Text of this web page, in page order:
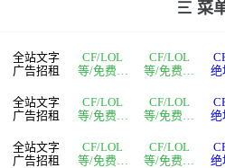
菜
全站文字
广告招租
全站文字
广告招租
全站文字
广告招租
CF/LOL
等/免费辅
CF/LOL
等/免费辅
CF/LOL
等/免费辅
CF/LOL
等/免费辅
CF/LOL
等/免费辅
CF/LOL
等/免费辅
绝
绝
绝